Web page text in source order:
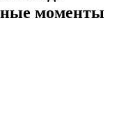
моменты